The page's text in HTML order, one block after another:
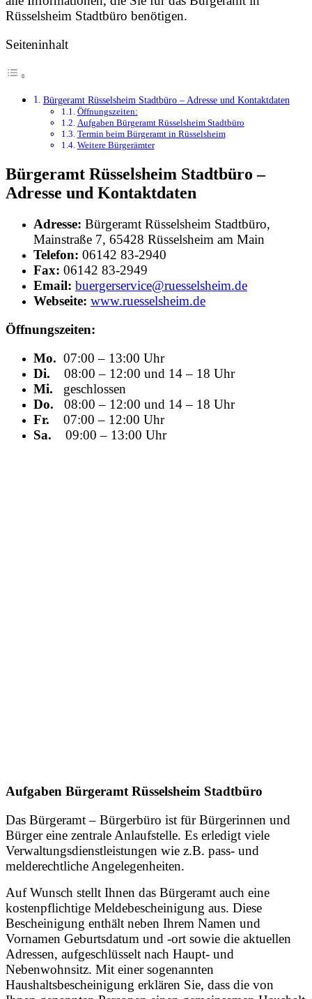
Rüsselsheim Stadtbüro benötigen.
Seiteninhalt
Bürgeramt Rüsselsheim Stadtbüro – Adresse und Kontaktdaten
Öffnungszeiten:
Aufgaben Bürgeramt Rüsselsheim Stadtbüro
Termin beim Bürgeramt in Rüsselsheim
Weitere Bürgerämter
Bürgeramt Rüsselsheim Stadtbüro –
Adresse und Kontaktdaten
Adresse: Bürgeramt Rüsselsheim Stadtbüro,
Mainstraße 7, 65428 Rüsselsheim am Main
Telefon: 06142 83-2940
Fax: 06142 83-2949
Email: buergerservice@ruesselsheim.de
Webseite: www.ruesselsheim.de
Öffnungszeiten:
Mo. 07:00 – 13:00 Uhr
Di. 08:00 – 12:00 und 14 – 18 Uhr
Mi. geschlossen
Do. 08:00 – 12:00 und 14 – 18 Uhr
Fr. 07:00 – 12:00 Uhr
Sa. 09:00 – 13:00 Uhr
Aufgaben Bürgeramt Rüsselsheim Stadtbüro
Das Bürgeramt – Bürgerbüro ist für Bürgerinnen und
Bürger eine zentrale Anlaufstelle. Es erledigt viele
Verwaltungsdienstleistungen wie z.B. pass- und
melderechtliche Angelegenheiten.
Auf Wunsch stellt Ihnen das Bürgeramt auch eine
kostenpflichtige Meldebescheinigung aus. Diese
Bescheinigung enthält neben Ihrem Namen und
Vornamen Geburtsdatum und -ort sowie die aktuellen
Adressen, aufgeschlüsselt nach Haupt- und
Nebenwohnsitz. Mit einer sogenannten
Haushaltsbescheinigung erklären Sie, dass die von